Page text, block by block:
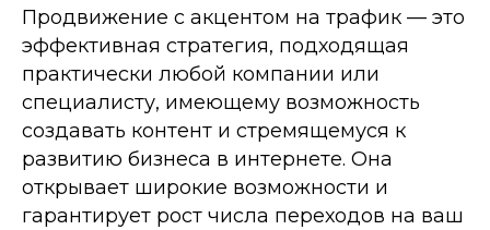
Продвижение с акцентом на трафик — это
эффективная стратегия, подходящая
практически любой компании или
специалисту, имеющему возможность
создавать контент и стремящемуся к
развитию бизнеса в интернете. Она
открывает широкие возможности и
гарантирует рост числа переходов на ваш